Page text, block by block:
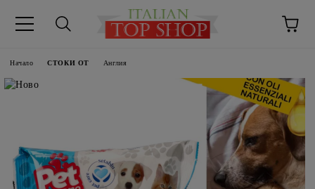
Начало СТОКИ ОТ Англия